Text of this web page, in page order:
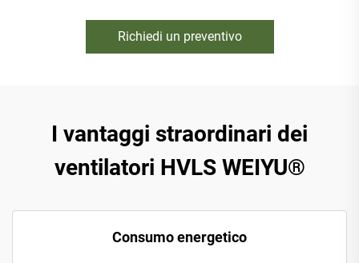
Richiedi un preventivo
I vantaggi straordinari dei
ventilatori HVLS WEIYU®
Consumo energetico